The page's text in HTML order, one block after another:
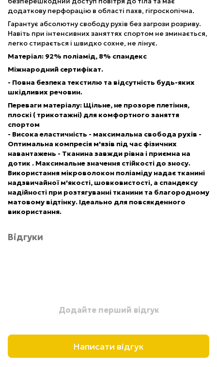
додаткову перфорацію в області пахв, гігроскопічна.
Гарантує абсолютну свободу рухів без загрози розриву.
Навіть при інтенсивних заняттях спортом не зминається,
легко стирається і швидко сохне, не лінує.
Матеріал: 92% поліамід, 8% спандекс
Міжнародний сертифікат.
- Повна безпека текстилю та відсутність будь-яких
шкідливих речовин.
Переваги матеріалу: Щільне, не прозоре плетіння,
плоскі ( трикотажні) для комфортного заняття
спортом
- Висока еластичність - максимальна свобода рухів -
Оптимальна компресія м'язів під час фізичних
навантажень - Тканина завжди рівна і приємна на
дотик . Максимальне значення стійкості до зносу.
Використання мікроволокон поліаміду надає тканині
надзвичайної м'якості, шовковистості, а спандексу
надійності при розтягуванні тканини та благородному
матовому відтінку. Ідеально для повсякденного
використання.
Відгуки
Додайте перший відгук
Написати відгук